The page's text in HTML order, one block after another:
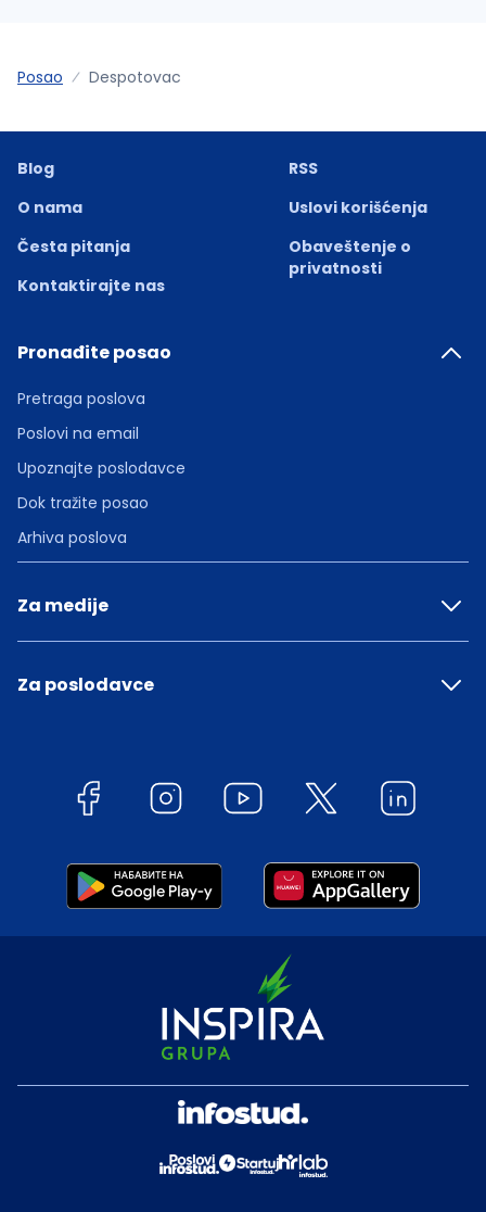
Posao Despotovac
Blog
O nama
Česta pitanja
Kontaktirajte nas
RSS
Uslovi korišćenja
Obaveštenje o
privatnosti
Pronađite posao
Pretraga poslova
Poslovi na email
Upoznajte poslodavce
Dok tražite posao
Arhiva poslova
Za medije
Za poslodavce